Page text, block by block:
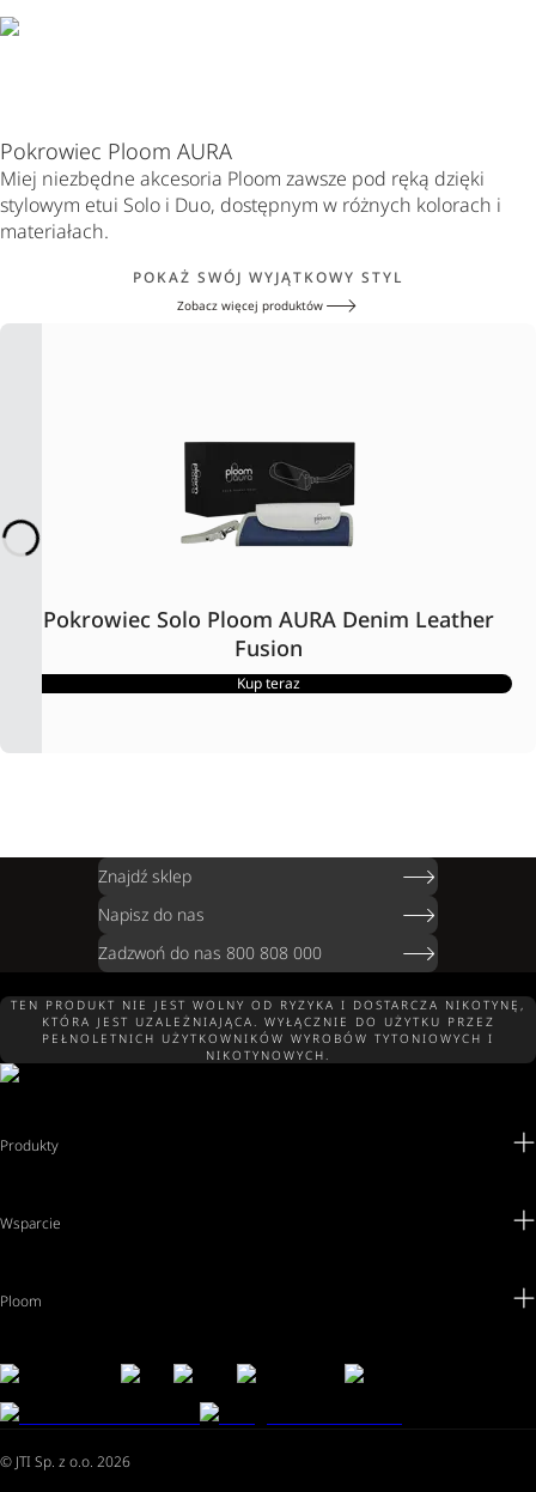
Pokrowiec Ploom AURA
Miej niezbędne akcesoria Ploom zawsze pod ręką dzięki
stylowym etui Solo i Duo, dostępnym w różnych kolorach i
materiałach.
POKAŻ SWÓJ WYJĄTKOWY STYL
Zobacz więcej produktów
Pokrowiec Solo Ploom AURA Denim Leather
Fusion
Kup teraz
Znajdź sklep
Napisz do nas
Zadzwoń do nas 800 808 000
TEN PRODUKT NIE JEST WOLNY OD RYZYKA I DOSTARCZA NIKOTYNĘ,
KTÓRA JEST UZALEŻNIAJĄCA. WYŁĄCZNIE DO UŻYTKU PRZEZ
PEŁNOLETNICH UŻYTKOWNIKÓW WYROBÓW TYTONIOWYCH I
NIKOTYNOWYCH.
Produkty
Wsparcie
Ploom
© JTI Sp. z o.o. 2026